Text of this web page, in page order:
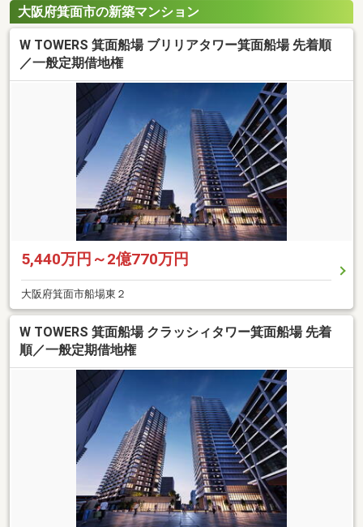
大阪府箕面市の新築マンション
W TOWERS 箕面船場 ブリリアタワー箕面船場 先着順
／一般定期借地権
5,440万円～2億770万円
大阪府箕面市船場東２
W TOWERS 箕面船場 クラッシィタワー箕面船場 先着
順／一般定期借地権